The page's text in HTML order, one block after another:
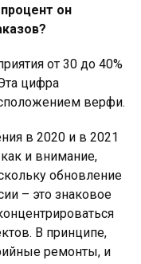
он
от 30 до 40%
цифра
верфи.
в 2020 и в 2021
и внимание,
обновление
– это знаковое
В принципе,
ремонты, и